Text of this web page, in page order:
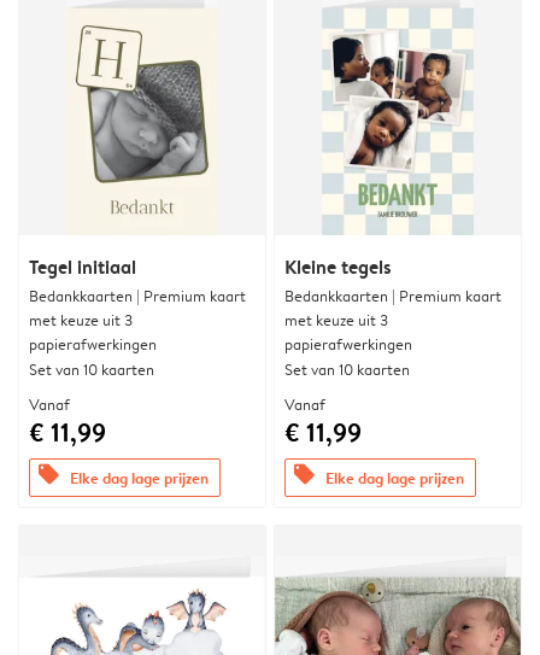
Tegel initiaal
Bedankkaarten | Premium kaart
met keuze uit 3
papierafwerkingen
Set van 10 kaarten
Vanaf
€ 11,99
offers Elke dag lage prijzen
Kleine tegels
Bedankkaarten | Premium kaart
met keuze uit 3
papierafwerkingen
Set van 10 kaarten
Vanaf
€ 11,99
offers Elke dag lage prijzen